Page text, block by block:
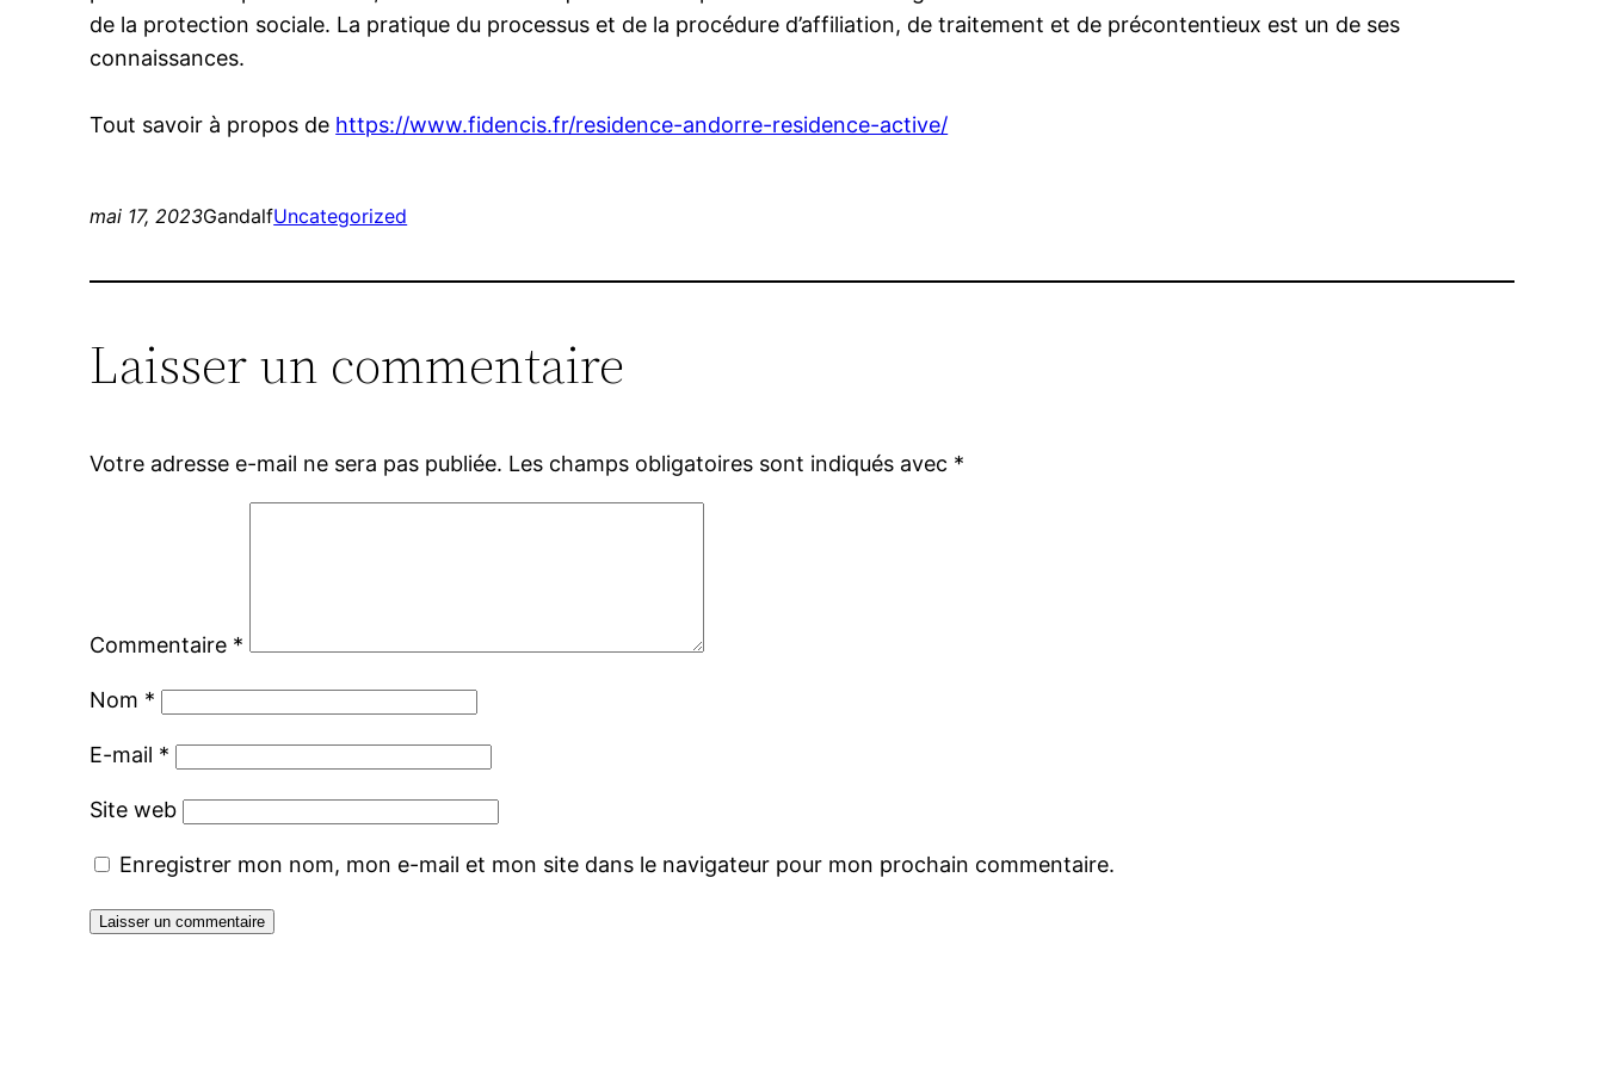
de la protection sociale. La pratique du processus et de la procédure d’affiliation, de traitement et de précontentieux est un de ses
connaissances.
Tout savoir à propos de https://www.fidencis.fr/residence-andorre-residence-active/
mai 17, 2023GandalfUncategorized
Laisser un commentaire
Votre adresse e-mail ne sera pas publiée. Les champs obligatoires sont indiqués avec *
Commentaire *
Nom *
E-mail *
Site web
Enregistrer mon nom, mon e-mail et mon site dans le navigateur pour mon prochain commentaire.